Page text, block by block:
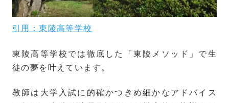
引用：東陵高等学校
東陵高等学校では徹底した「東陵メソッド」で生
徒の夢を叶えています。
教師は大学入試に的確かつきめ細かなアドバイス